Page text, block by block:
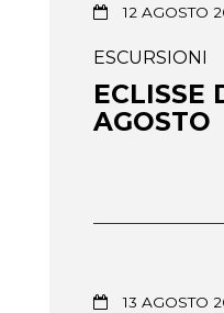
12 AGOSTO
ESCURSIONI
ECLISSE
AGOSTO
13 AGOSTO